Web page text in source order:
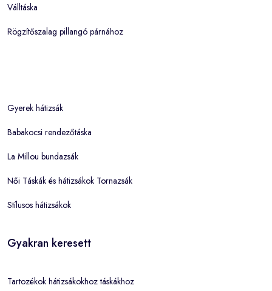
Válltáska
Rögzítőszalag pillangó párnához
Gyerek hátizsák
Babakocsi rendezőtáska
La Millou bundazsák
Női Táskák és hátizsákok Tornazsák
Stílusos hátizsákok
Gyakran keresett
Tartozékok hátizsákokhoz táskákhoz